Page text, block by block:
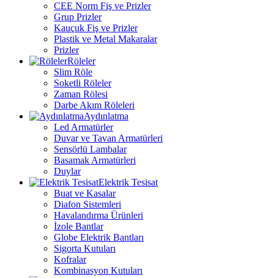
CEE Norm Fiş ve Prizler
Grup Prizler
Kauçuk Fiş ve Prizler
Plastik ve Metal Makaralar
Prizler
Röleler
Slim Röle
Soketli Röleler
Zaman Rölesi
Darbe Akım Röleleri
Aydınlatma
Led Armatürler
Duvar ve Tavan Armatürleri
Sensörlü Lambalar
Basamak Armatürleri
Duylar
Elektrik Tesisat
Buat ve Kasalar
Diafon Sistemleri
Havalandırma Ürünleri
İzole Bantlar
Globe Elektrik Bantları
Sigorta Kutuları
Kofralar
Kombinasyon Kutuları